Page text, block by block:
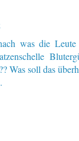
was die Leute
Was soll das